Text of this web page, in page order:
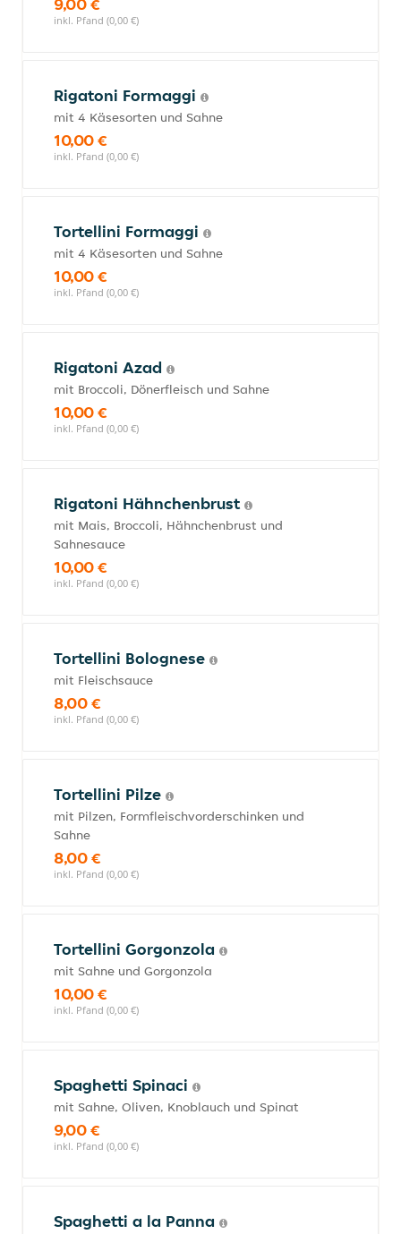
inkl. Pfand (0,00 €)
Rigatoni Formaggi
mit 4 Käsesorten und Sahne
10,00 €
inkl. Pfand (0,00 €)
Tortellini Formaggi
mit 4 Käsesorten und Sahne
10,00 €
inkl. Pfand (0,00 €)
Rigatoni Azad
mit Broccoli, Dönerfleisch und Sahne
10,00 €
inkl. Pfand (0,00 €)
Rigatoni Hähnchenbrust
mit Mais, Broccoli, Hähnchenbrust und
Sahnesauce
10,00 €
inkl. Pfand (0,00 €)
Tortellini Bolognese
mit Fleischsauce
8,00 €
inkl. Pfand (0,00 €)
Tortellini Pilze
mit Pilzen, Formfleischvorderschinken und
Sahne
8,00 €
inkl. Pfand (0,00 €)
Tortellini Gorgonzola
mit Sahne und Gorgonzola
10,00 €
inkl. Pfand (0,00 €)
Spaghetti Spinaci
mit Sahne, Oliven, Knoblauch und Spinat
9,00 €
inkl. Pfand (0,00 €)
Spaghetti a la Panna